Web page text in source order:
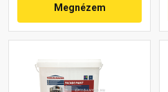
Megnézem